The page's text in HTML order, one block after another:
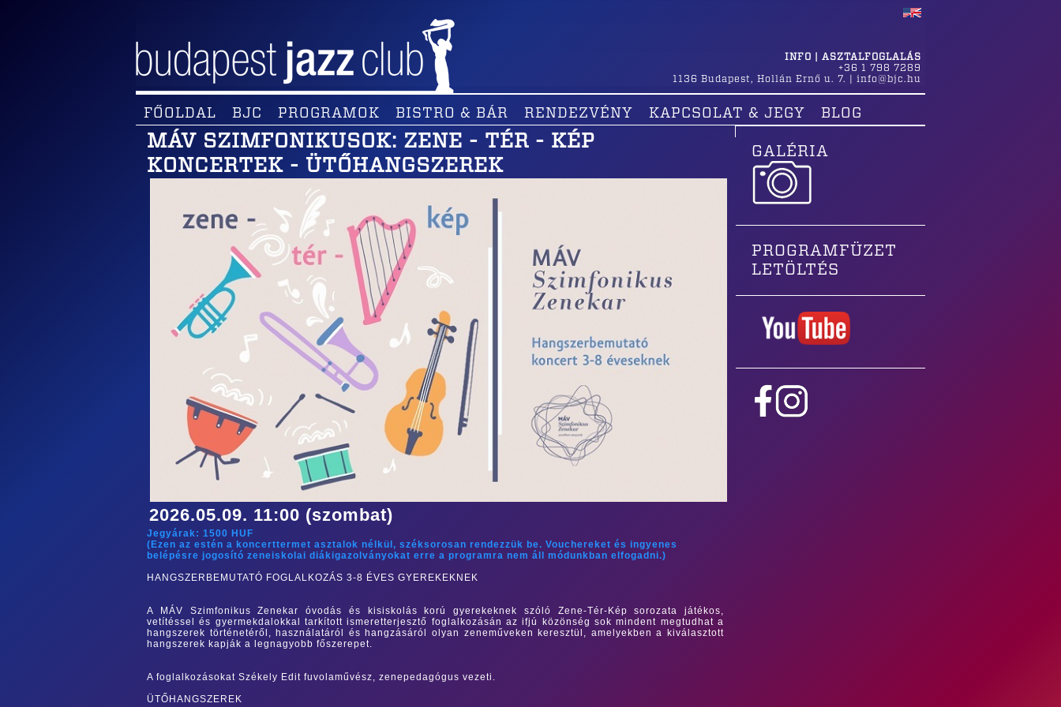
INFO | ASZTALFOGLALÁS
+36 1 798 7289
1136 Budapest , Hollán Ernő u. 7. info@bjc.hu
FŐOLDAL BJC PROGRAMOK BISTRO & BÁR RENDEZVÉNY KAPCSOLAT & JEGY BLOG
MÁV SZIMFONIKUSOK: ZENE - TÉR - KÉP
KONCERTEK - ÜTŐHANGSZEREK
2026.05.09. 11:00 (szombat)
Jegyárak: 1500 HUF
(Ezen az estén a koncerttermet asztalok nélkül, széksorosan rendezzük be. Vouchereket és ingyenes
belépésre jogosító zeneiskolai diákigazolványokat erre a programra nem áll módunkban elfogadni.)
HANGSZERBEMUTATÓ FOGLALKOZÁS 3-8 ÉVES GYEREKEKNEK
A MÁV Szimfonikus Zenekar óvodás és kisiskolás korú gyerekeknek szóló Zene-Tér-Kép sorozata játékos,
vetítéssel és gyermekdalokkal tarkított ismeretterjesztő foglalkozásán az ifjú közönség sok mindent megtudhat a
hangszerek történetéről, használatáról és hangzásáról olyan zeneműveken keresztül, amelyekben a kiválasztott
hangszerek kapják a legnagyobb főszerepet.
A foglalkozásokat Székely Edit fuvolaművész, zenepedagógus vezeti.
ÜTŐHANGSZEREK
GALÉRIA
PROGRAMFÜZET
LETÖLTÉS